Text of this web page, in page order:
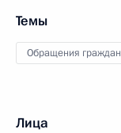
Темы
Обращения граждан
Лица